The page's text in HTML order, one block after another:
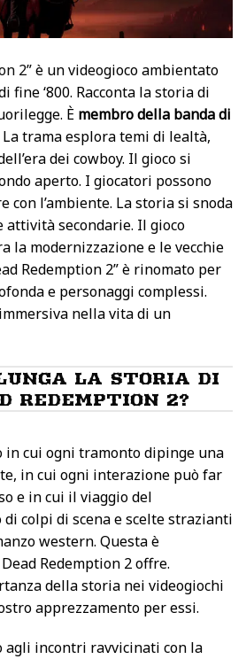
2” è un videogioco ambientato
fine ‘800. Racconta la storia di
È membro della banda di
La trama esplora temi di lealtà,
dei cowboy. Il gioco si
aperto. I giocatori possono
con l’ambiente. La storia si snoda
secondarie. Il gioco
la modernizzazione e le vecchie
Redemption 2” è rinomato per
e personaggi complessi.
nella vita di un
LA STORIA DI
REDEMPTION 2?
in cui ogni tramonto dipinge una
in cui ogni interazione può far
e in cui il viaggio del
colpi di scena e scelte strazianti
western. Questa è
Redemption 2 offre.
della storia nei videogiochi
apprezzamento per essi.
incontri ravvicinati con la